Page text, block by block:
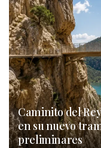
Caminito del
en su nuevo
preliminares